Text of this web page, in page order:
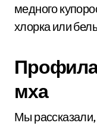
медного
хлорка или
мха
Мы